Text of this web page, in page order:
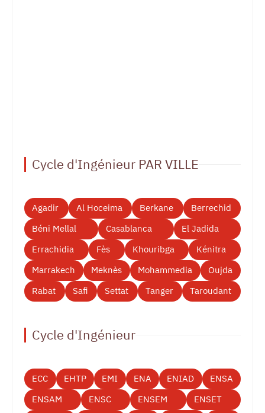
Cycle d'Ingénieur PAR VILLE
Agadir Al Hoceima Berkane
Berrechid
Béni Mellal
Casablanca
El Jadida
Errachidia
Fès Khouribga
Kénitra
Marrakech
Meknès Mohammedia
Oujda
Rabat
Safi Settat Tanger Taroudant
Cycle d'Ingénieur
ECC EHTP EMI ENA ENIAD
ENSA
ENSAM
ENSC ENSEM
ENSET